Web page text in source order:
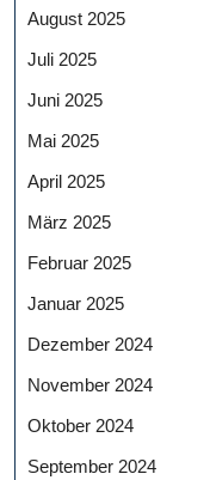
August 2025
Juli 2025
Juni 2025
Mai 2025
April 2025
März 2025
Februar 2025
Januar 2025
Dezember 2024
November 2024
Oktober 2024
September 2024